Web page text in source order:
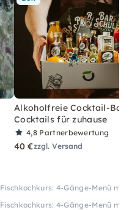
Alkoholfreie Cocktail-Box
Cocktails für zuhause
4,8 Partnerbewertung
40 €zzgl. Versand
Fischkochkurs: 4-Gänge-Menü mit
Fischkochkurs: 4-Gänge-Menü mit